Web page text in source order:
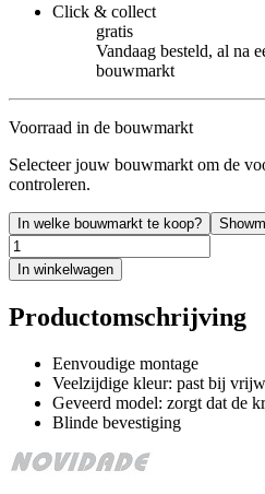
Click & collect
gratis
Vandaag besteld, al na
bouwmarkt
Voorraad in de bouwmarkt
Selecteer jouw bouwmarkt om de
controleren.
In welke bouwmarkt te koop?
In winkelwagen
Productomschrijving
Eenvoudige montage
Veelzijdige kleur: past bij
Geveerd model: zorgt dat de
Blinde bevestiging